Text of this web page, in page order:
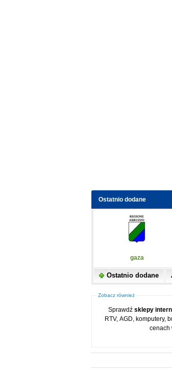
Ostatnio dodane
gaza
Ostatnio dodane
Zobacz również
Sprawdź sklepy
RTV, AGD, komputery,
cenach